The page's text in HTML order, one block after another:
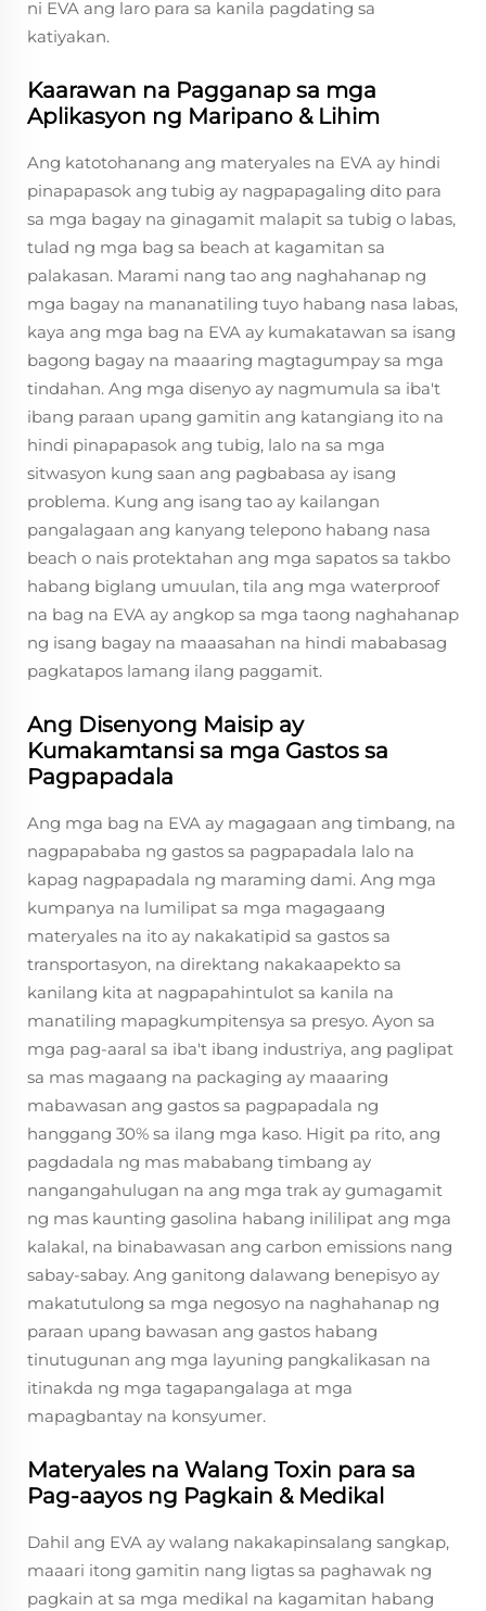
ni EVA ang laro para sa kanila pagdating sa
katiyakan.
Kaarawan na Pagganap sa mga
Aplikasyon ng Maripano & Lihim
Ang katotohanang ang materyales na EVA ay hindi
pinapapasok ang tubig ay nagpapagaling dito para
sa mga bagay na ginagamit malapit sa tubig o labas,
tulad ng mga bag sa beach at kagamitan sa
palakasan. Marami nang tao ang naghahanap ng
mga bagay na mananatiling tuyo habang nasa labas,
kaya ang mga bag na EVA ay kumakatawan sa isang
bagong bagay na maaaring magtagumpay sa mga
tindahan. Ang mga disenyo ay nagmumula sa iba't
ibang paraan upang gamitin ang katangiang ito na
hindi pinapapasok ang tubig, lalo na sa mga
sitwasyon kung saan ang pagbabasa ay isang
problema. Kung ang isang tao ay kailangan
pangalagaan ang kanyang telepono habang nasa
beach o nais protektahan ang mga sapatos sa takbo
habang biglang umuulan, tila ang mga waterproof
na bag na EVA ay angkop sa mga taong naghahanap
ng isang bagay na maaasahan na hindi mababasag
pagkatapos lamang ilang paggamit.
Ang Disenyong Maisip ay
Kumakamtansi sa mga Gastos sa
Pagpapadala
Ang mga bag na EVA ay magagaan ang timbang, na
nagpapababa ng gastos sa pagpapadala lalo na
kapag nagpapadala ng maraming dami. Ang mga
kumpanya na lumilipat sa mga magagaang
materyales na ito ay nakakatipid sa gastos sa
transportasyon, na direktang nakakaapekto sa
kanilang kita at nagpapahintulot sa kanila na
manatiling mapagkumpitensya sa presyo. Ayon sa
mga pag-aaral sa iba't ibang industriya, ang paglipat
sa mas magaang na packaging ay maaaring
mabawasan ang gastos sa pagpapadala ng
hanggang 30% sa ilang mga kaso. Higit pa rito, ang
pagdadala ng mas mababang timbang ay
nangangahulugan na ang mga trak ay gumagamit
ng mas kaunting gasolina habang inililipat ang mga
kalakal, na binabawasan ang carbon emissions nang
sabay-sabay. Ang ganitong dalawang benepisyo ay
makatutulong sa mga negosyo na naghahanap ng
paraan upang bawasan ang gastos habang
tinutugunan ang mga layuning pangkalikasan na
itinakda ng mga tagapangalaga at mga
mapagbantay na konsyumer.
Materyales na Walang Toxin para sa
Pag-aayos ng Pagkain & Medikal
Dahil ang EVA ay walang nakakapinsalang sangkap,
maaari itong gamitin nang ligtas sa paghawak ng
pagkain at sa mga medikal na kagamitan habang